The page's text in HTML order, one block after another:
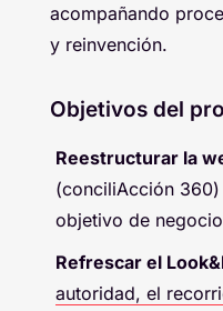
acompañando
y reinvención.
Objetivos del
Reestructurar la
(conciliAcción
objetivo de
Refrescar el
autoridad, el